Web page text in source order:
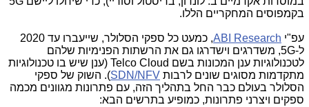
בקמפוסים המחקריים הללו.
עפ"י ABI Research
, כמעט כל ספקי הסלולר, שייעברו עד 2020
ל-5G, משדרגים וישדרגו גם את הרשתות הפנימיות שלהם
לטכנולוגיות ענן המכונות בשם Telco Cloud (ענן שיש בו טכנולוגיות
מתקדמות מסוגים שונים לרבות SDN/NFV). השוק של ספקי
הסלולר בעולם כבר החל בתהליך הזה, עם פתרונות מגוונים מכמה
ספקים ויצרני פתרונות, כמופיע בתרשים הבא: